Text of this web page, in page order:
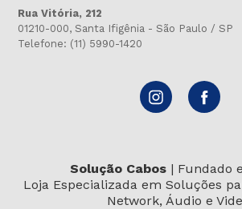
Rua Vitória, 212
01210-000, Santa Ifigênia - São Paulo / SP
Telefone: (11) 5990-1420
Solução Cabos| Fundado
Loja Especializada em Soluções
Network, Áudio e